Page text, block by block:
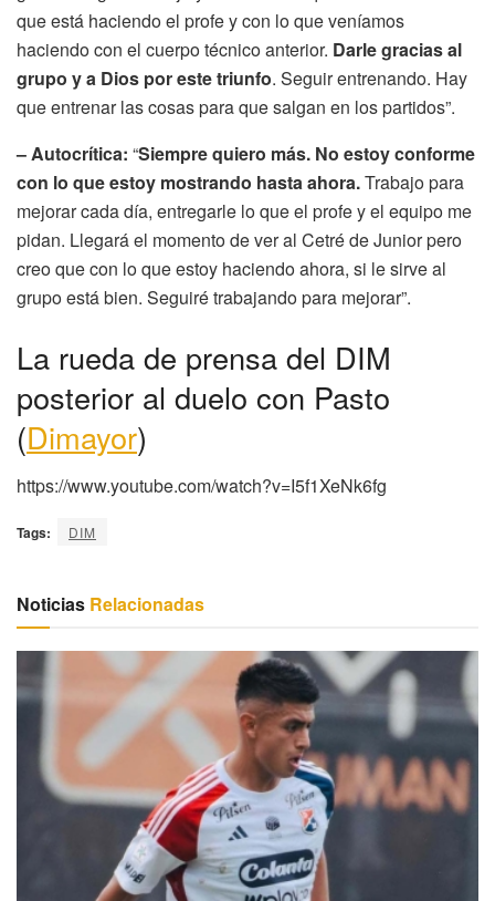
que está haciendo el profe y con lo que veníamos
haciendo con el cuerpo técnico anterior. Darle gracias al
grupo y a Dios por este triunfo. Seguir entrenando. Hay
que entrenar las cosas para que salgan en los partidos”.
– Autocrítica: “Siempre quiero más. No estoy conforme
con lo que estoy mostrando hasta ahora.Trabajo para
mejorar cada día, entregarle lo que el profe y el equipo me
pidan. Llegará el momento de ver al Cetré de Junior pero
creo que con lo que estoy haciendo ahora, si le sirve al
grupo está bien. Seguiré trabajando para mejorar”.
La rueda de prensa del DIM
posterior al duelo con Pasto
(Dimayor)
https://www.youtube.com/watch?v=I5f1XeNk6fg
Tags: DIM
Noticias Relacionadas